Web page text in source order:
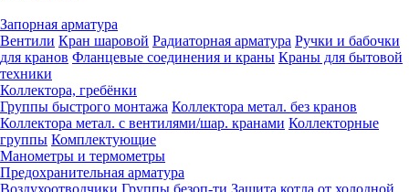
Запорная арматура
Вентили Кран шаровой Радиаторная арматура Ручки и бабочки
для кранов Фланцевые соединения и краны Краны для бытовой
техники
Коллектора, гребёнки
Группы быстрого монтажа Коллектора метал. без кранов
Коллектора метал. с вентилями/шар. кранами Коллекторные
группы Комплектующие
Манометры и термометры
Предохранительная арматура
Воздухоотводчики Группы безоп-ти Защита котла от холодной